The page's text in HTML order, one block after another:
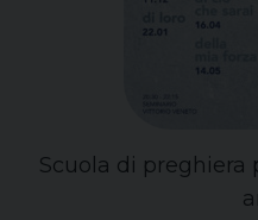
Scuola di preghiera